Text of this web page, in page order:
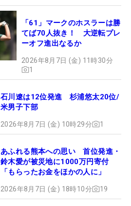
「61」マークのホスラーは勝
てば70人抜き！ 大逆転プレ
ーオフ進出なるか
2026年8月7日 (金) 11時30分
1
石川遼は12位発進 杉浦悠太20位/
米男子下部
2026年8月7日 (金) 10時29分 1
あふれる熊本への思い 首位発進・
鈴木愛が被災地に1000万円寄付
「もらったお金をほかの人に」
2026年8月7日 (金) 18時10分 19